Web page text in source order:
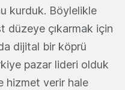
kurduk. Böylelikle
düzeye çıkarmak için
dijital bir köprü
pazar lideri olduk
hizmet verir hale